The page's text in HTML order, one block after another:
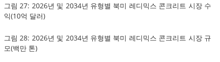
그림 27: 2026년 및 2034년 유형별 북미 레디믹스 콘크리트 시장 수
익(10억 달러)
그림 28: 2026년 및 2034년 유형별 북미 레디믹스 콘크리트 시장 규
모(백만 톤)